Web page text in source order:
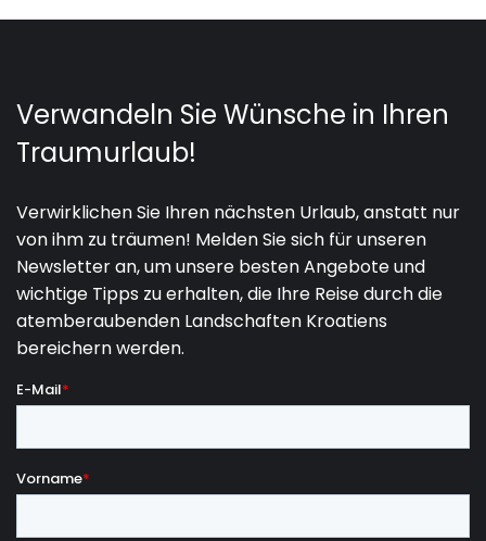
01.09.2027. 30.09.2027. 3 1200 €
01.11.2027. 23.12.2027. 2 840 €
24.12.2027. 01.01.2028. 3 1200 €